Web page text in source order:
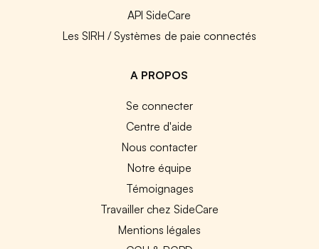
API SideCare
Les SIRH / Systèmes de paie connectés
A PROPOS
Se connecter
Centre d'aide
Nous contacter
Notre équipe
Témoignages
Travailler chez SideCare
Mentions légales